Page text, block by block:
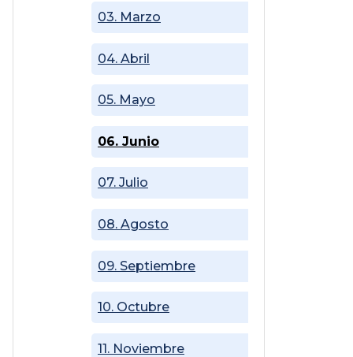
03. Marzo
04. Abril
05. Mayo
06. Junio
07. Julio
08. Agosto
09. Septiembre
10. Octubre
11. Noviembre